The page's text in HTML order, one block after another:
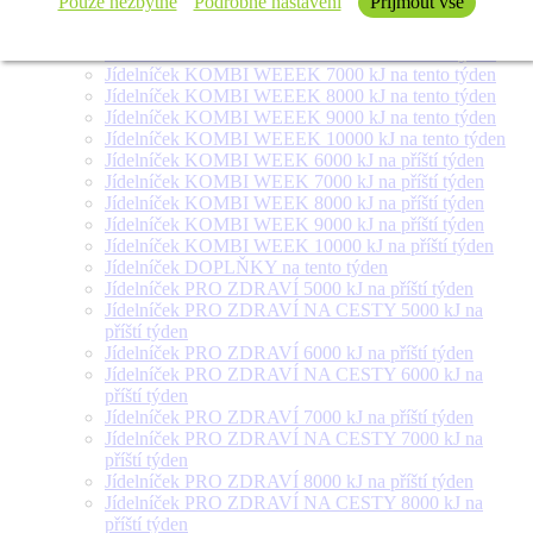
týden
Jídelníček KOMBI WEEEK 7000 kJ na tento týden
Jídelníček KOMBI WEEEK 8000 kJ na tento týden
Jídelníček KOMBI WEEEK 9000 kJ na tento týden
Jídelníček KOMBI WEEEK 10000 kJ na tento týden
Jídelníček KOMBI WEEK 6000 kJ na příští týden
Jídelníček KOMBI WEEK 7000 kJ na příští týden
Jídelníček KOMBI WEEK 8000 kJ na příští týden
Jídelníček KOMBI WEEK 9000 kJ na příští týden
Jídelníček KOMBI WEEK 10000 kJ na příští týden
Jídelníček DOPLŇKY na tento týden
Jídelníček PRO ZDRAVÍ 5000 kJ na příští týden
Jídelníček PRO ZDRAVÍ NA CESTY 5000 kJ na
příští týden
Jídelníček PRO ZDRAVÍ 6000 kJ na příští týden
Jídelníček PRO ZDRAVÍ NA CESTY 6000 kJ na
příští týden
Jídelníček PRO ZDRAVÍ 7000 kJ na příští týden
Jídelníček PRO ZDRAVÍ NA CESTY 7000 kJ na
příští týden
Jídelníček PRO ZDRAVÍ 8000 kJ na příští týden
Jídelníček PRO ZDRAVÍ NA CESTY 8000 kJ na
příští týden